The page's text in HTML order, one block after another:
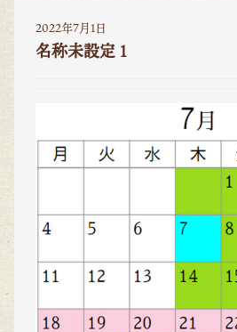
2022年7月1日
名称未設定 1